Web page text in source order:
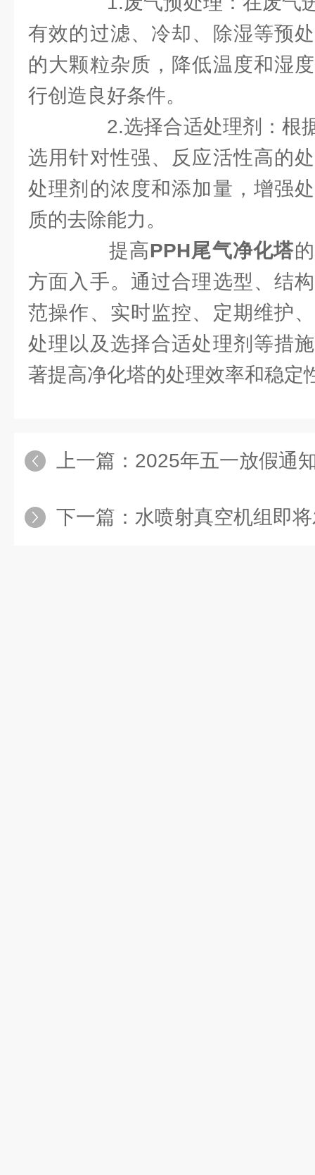
有效的过滤、冷却、除湿等预
的大颗粒杂质，降低温度和湿
行创造良好条件。
2.选择合适处理剂：根
选用针对性强、反应活性高的
处理剂的浓度和添加量，增强
质的去除能力。
提高PPH尾气净化塔
方面入手。通过合理选型、结
范操作、实时监控、定期维护
处理以及选择合适处理剂等措
著提高净化塔的处理效率和稳定
上一篇： 2025年五一放假通
下一篇： 水喷射真空机组即